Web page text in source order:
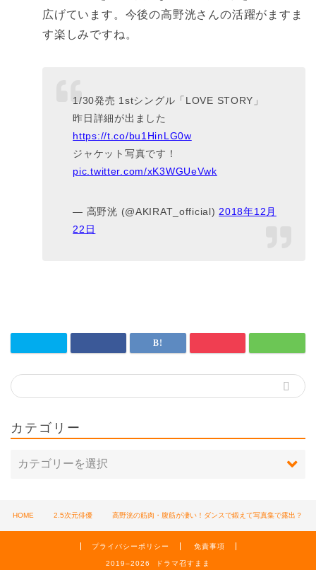
広げています。今後の高野洸さんの活躍がますま
す楽しみですね。
1/30発売 1stシングル「LOVE STORY」
昨日詳細が出ました
https://t.co/bu1HinLG0w
ジャケット写真です！
pic.twitter.com/xK3WGUeVwk
— 高野洸 (@AKIRAT_official) 2018年12月
22日
カテゴリー
HOME 2.5次元俳優 高野洸の筋肉・腹筋が凄い！ダンスで鍛えて写真集で露出？
プライバシーポリシー 免責事項
2019–2026 ドラマ召すまま